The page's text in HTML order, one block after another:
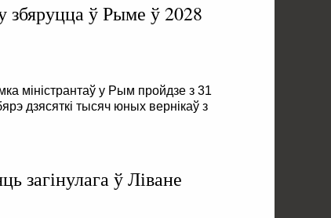
збяруцца ў Рыме ў 2028
міністрантаў у Рым пройдзе з 31
дзясяткі тысяч юных вернікаў з
загінулага ў Ліване